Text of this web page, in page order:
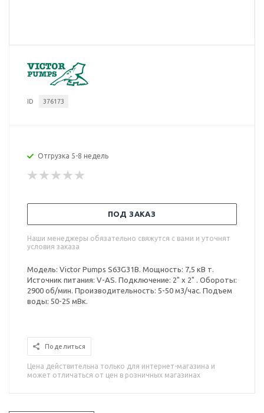
ID 376173
Отгрузка 5-8 недель
ПОД ЗАКАЗ
Наши менеджеры обязательно свяжутся с вами и уточнят
условия заказа
Модель: Victor Pumps S63G31B. Мощность: 7,5 кВ т.
Источник питания: V-AS. Подключение: 2" x 2" . Обороты:
2900 об/мин. Производительность: 5-50 м3/час. Подъем
воды: 50-25 мВк.
Поделиться
Цена действительна только для интернет-магазина и
может отличаться от цен в розничных магазинах